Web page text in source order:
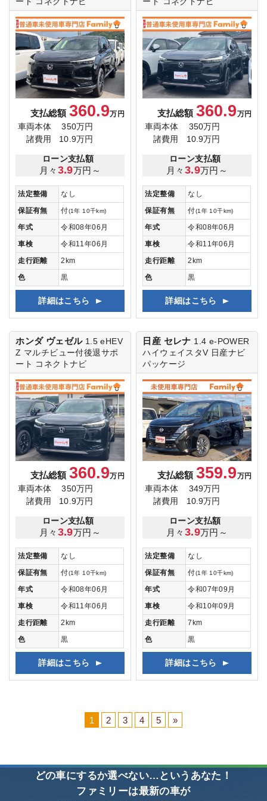
支払総額 360.9万円
車両本体
350万円
諸費用
10.9万円
ローン支払額
月々 3.9万円～
法定整備
なし
保証有無
付(1年 10千km)
年式
令和08年06月
車検
令和11年06月
走行距離
2km
色
黒
詳細はこちら
支払総額 360.9万円
車両本体
350万円
諸費用
10.9万円
ローン支払額
月々 3.9万円～
法定整備
なし
保証有無
付(1年 10千km)
年式
令和08年06月
車検
令和11年06月
走行距離
2km
色
黒
詳細はこちら
ホンダ ヴェゼル 1.5 eHEV
Z マルチビュー付後退サポ
ート コネクトナビ
支払総額 360.9万円
車両本体
350万円
諸費用
10.9万円
ローン支払額
月々 3.9万円～
法定整備
なし
保証有無
付(1年 10千km)
年式
令和08年06月
車検
令和11年06月
走行距離
2km
色
黒
詳細はこちら
日産 セレナ 1.4 e-POWER
ハイウェイスタV 日産ナビ
パッケージ
支払総額 359.9万円
車両本体
349万円
諸費用
10.9万円
ローン支払額
月々 3.9万円～
法定整備
なし
保証有無
付(1年 10千km)
年式
令和07年09月
車検
令和10年09月
走行距離
7km
色
黒
詳細はこちら
1 2 3 4 5 »
どの車にするか選べない…というあなた！
ファミリーは最新の車が